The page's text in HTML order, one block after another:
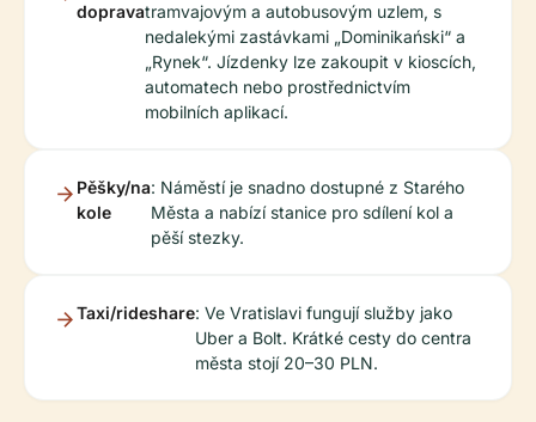
dopravatramvajovým a autobusovým uzlem, s
nedalekými zastávkami „Dominikański“ a
„Rynek“. Jízdenky lze zakoupit v kioscích,
automatech nebo prostřednictvím
mobilních aplikací.
Pěšky/na
kole
: Náměstí je snadno dostupné z Starého
Města a nabízí stanice pro sdílení kol a
pěší stezky.
Taxi/rideshare: Ve Vratislavi fungují služby jako
Uber a Bolt. Krátké cesty do centra
města stojí 20–30 PLN.